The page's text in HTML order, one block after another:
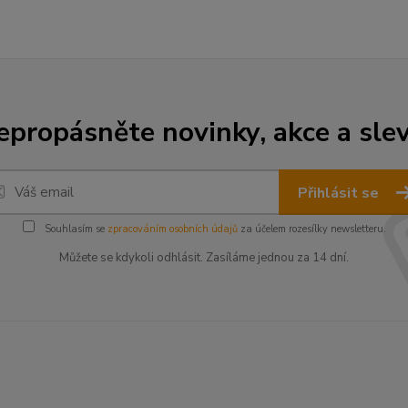
novinky, akce a
Přihlásit se
Souhlasím se zpracováním osobních údajůza účelem rozesílky newsletteru.
Můžete se kdykoli odhlásit. Zasíláme jednou za 14 dní.